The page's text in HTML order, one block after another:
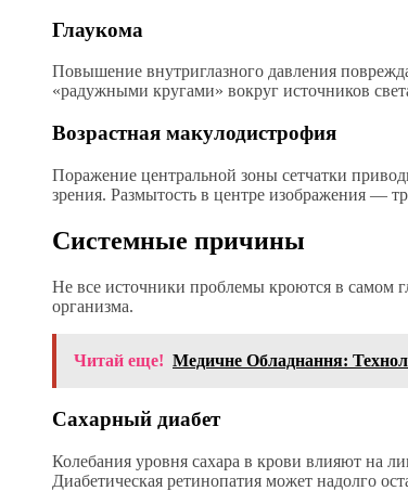
Глаукома
Повышение внутриглазного давления
«радужными кругами» вокруг источников
Возрастная макулодистрофия
Поражение центральной зоны сетчатки
зрения. Размытость в центре изображения —
Системные причины
Не все источники проблемы кроются в самом
организма.
Читай еще! Медичне Обладнання:
Сахарный диабет
Колебания уровня сахара в крови влияют на
Диабетическая ретинопатия может надолго